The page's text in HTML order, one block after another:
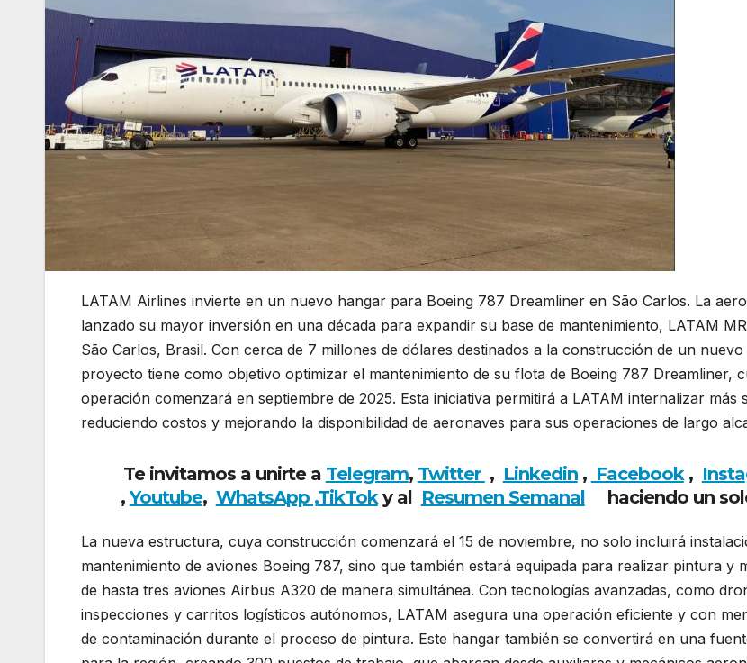
LATAM Airlines invierte en un nuevo hangar para Boeing 787 Dreamliner en São Carlos. La
lanzado su mayor inversión en una década para expandir su base de mantenimiento, LATAM
São Carlos, Brasil. Con cerca de 7 millones de dólares destinados a la construcción de un
proyecto tiene como objetivo optimizar el mantenimiento de su flota de Boeing 787 Dreamliner,
operación comenzará en septiembre de 2025. Esta iniciativa permitirá a LATAM internalizar más
reduciendo costos y mejorando la disponibilidad de aeronaves para sus operaciones de largo
Te invitamos a unirte a Telegram, Twitter , Linkedin, Facebook, Insta
,Youtube, WhatsApp ,TikToky al Resumen Semanalhaciendo un
La nueva estructura, cuya construcción comenzará el 15 de noviembre, no solo incluirá
mantenimiento de aviones Boeing 787, sino que también estará equipada para realizar pintura y
de hasta tres aviones Airbus A320 de manera simultánea. Con tecnologías avanzadas, como
inspecciones y carritos logísticos autónomos, LATAM asegura una operación eficiente y con
de contaminación durante el proceso de pintura. Este hangar también se convertirá en una